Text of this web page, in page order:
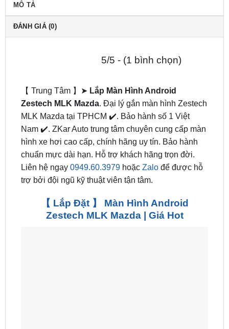
MÔ TẢ
ĐÁNH GIÁ (0)
5/5 - (1 bình chọn)
【 Trung Tâm 】➤ Lắp Màn Hình Android
Zestech MLK Mazda. Đại lý gắn màn hình Zestech
MLK Mazda tại TPHCM ✔️. Bảo hành số 1 Việt
Nam ✔️. ZKar Auto trung tâm chuyên cung cấp màn
hình xe hơi cao cấp, chính hãng uy tín. Bảo hành
chuẩn mực dài hạn. Hỗ trợ khách hãng trọn đời.
Liên hệ ngay 0949.60.3979hoặc Zalođể được hỗ
trợ bởi đội ngũ kỹ thuật viên tận tâm.
【 Lắp Đặt 】 Màn Hình Android
Zestech MLK Mazda | Giá Hot